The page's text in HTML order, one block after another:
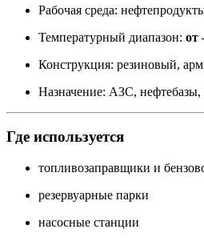
Рабочая среда:
Температурный диапазон: от
Конструкция: резиновый,
Назначение: АЗС,
Где используется
топливозаправщики и
резервуарные парки
насосные станции